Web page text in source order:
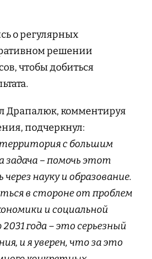
о регулярных
решении
чтобы добиться
Драпалюк, комментируя
подчеркнул:
с большим
– помочь этот
науку и образование.
в стороне от проблем
и социальной
года – это серьезный
и я уверен, что за это